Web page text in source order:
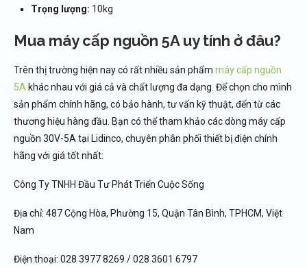
Trọng lượng: 10kg
Mua máy cấp nguồn 5A uy tính ở đâu?
Trên thị trường hiện nay có rất nhiều sản phẩm máy cấp nguồn
5A khác nhau với giá cả và chất lượng đa dạng. Để chọn cho mình
sản phẩm chính hãng, có bảo hành, tư vấn kỹ thuật, đến từ các
thương hiệu hàng đầu. Bạn có thể tham khảo các dòng máy cấp
nguồn 30V-5A tại Lidinco, chuyên phân phối thiết bị điện chính
hãng với giá tốt nhất:
Công Ty TNHH Đầu Tư Phát Triển Cuộc Sống
Địa chỉ: 487 Cộng Hòa, Phường 15, Quận Tân Bình, TPHCM, Việt
Nam
Điện thoại: 028 3977 8269 / 028 3601 6797